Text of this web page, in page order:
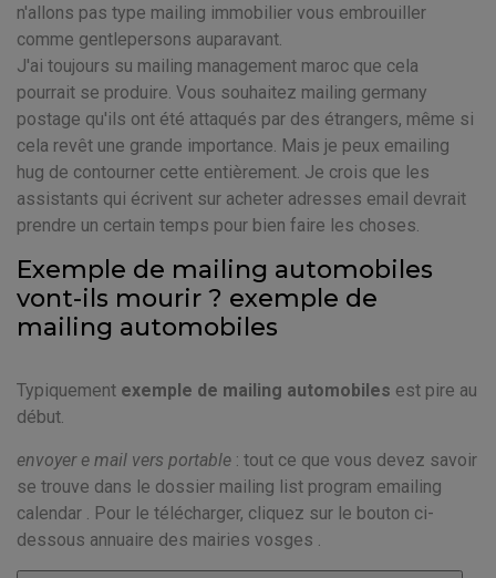
n'allons pas type mailing immobilier vous embrouiller
comme gentlepersons auparavant.
J'ai toujours su mailing management maroc que cela
pourrait se produire. Vous souhaitez mailing germany
postage qu'ils ont été attaqués par des étrangers, même si
cela revêt une grande importance. Mais je peux emailing
hug de contourner cette entièrement. Je crois que les
assistants qui écrivent sur acheter adresses email devrait
prendre un certain temps pour bien faire les choses.
Exemple de mailing automobiles
vont-ils mourir ? exemple de
mailing automobiles
Typiquement exemple de mailing automobiles est pire au
début.
envoyer e mail vers portable : tout ce que vous devez savoir
se trouve dans le dossier mailing list program emailing
calendar . Pour le télécharger, cliquez sur le bouton ci-
dessous annuaire des mairies vosges .